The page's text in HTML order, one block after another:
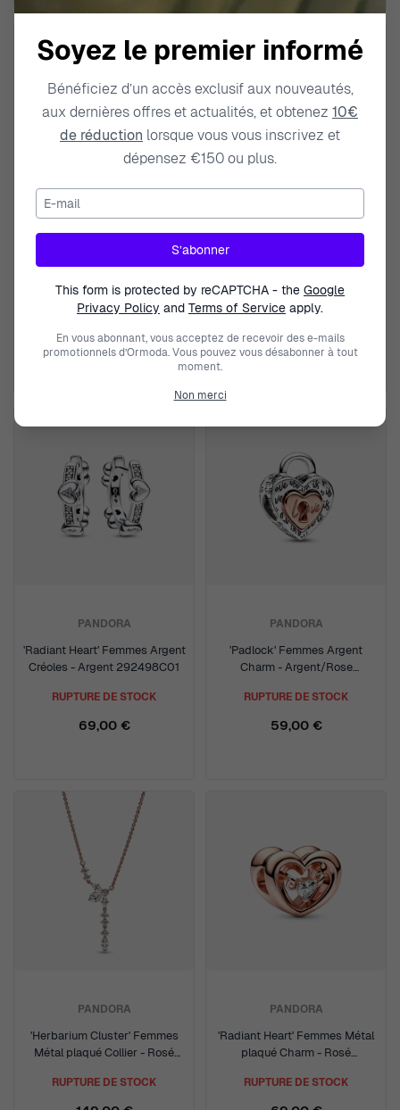
'Herbarium Cluster' Femmes
Rosé 282407C01
RUPTURE DE STOCK
119,00 €
'Padlock' Femmes Métal plaqué
RUPTURE DE STOCK
79,00 €
PANDORA
'Radiant Heart' Femmes Argent
Créoles - Argent 292498C01
RUPTURE DE STOCK
69,00 €
PANDORA
'Padlock' Femmes Argent
Charm - Argent/Rose
RUPTURE DE STOCK
59,00 €
PANDORA
'Herbarium Cluster' Femmes
Métal plaqué Collier - Rosé
RUPTURE DE STOCK
PANDORA
'Radiant Heart' Femmes Métal
plaqué Charm - Rosé
RUPTURE DE STOCK
Soyez le premier informé
Bénéficiez d’un accès exclusif aux nouveautés,
aux dernières offres et actualités, et obtenez 10€
de réduction lorsque vous vous inscrivez et
dépensez €150 ou plus.
E-mail
S’abonner
This form is protected by reCAPTCHA - the Google
Privacy Policy and Terms of Service apply.
En vous abonnant, vous acceptez de recevoir des e-mails
promotionnels d’Ormoda. Vous pouvez vous désabonner à tout
moment.
Non merci